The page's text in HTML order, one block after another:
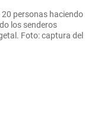
personas haciendo
los senderos
Foto: captura del